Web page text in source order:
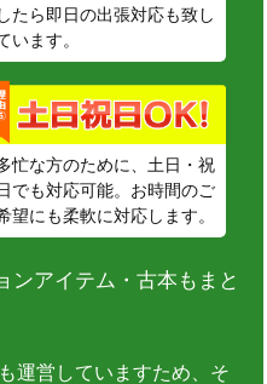
したら即日の出張対応も致し
います。
忙な方のために、土日・祝
でも対応可能。お時間のご
望にも柔軟に対応します。
ンアイテム・古本もまと
運営していますため、そ